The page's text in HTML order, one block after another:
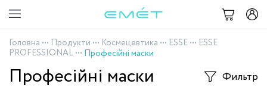
Головна ••• Продукти ••• Космецевтика ••• ESSE ••• ESSE
PROFESSIONAL ••• Професійні маски
Професійні маски Фильтр